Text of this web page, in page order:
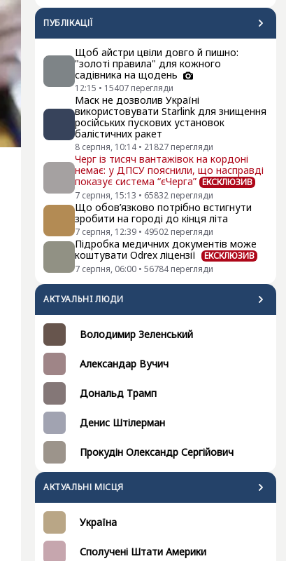
ПУБЛІКАЦІЇ
Щоб айстри цвіли довго й пишно:
"золоті правила" для кожного
садівника на щодень
12:15 • 15407 перегляди
Маск не дозволив Україні
використовувати Starlink для знищення
російських пускових установок
балістичних ракет
8 серпня, 10:14 • 21827 перегляди
Черг із тисяч вантажівок на кордоні
немає: у ДПСУ пояснили, що насправді
показує система “єЧерга” ЕКСКЛЮЗИВ
7 серпня, 15:13 • 65832 перегляди
Що обов’язково потрібно встигнути
зробити на городі до кінця літа
7 серпня, 12:39 • 49502 перегляди
Підробка медичних документів може
коштувати Odrex ліцензії
ЕКСКЛЮЗИВ
7 серпня, 06:00 • 56784 перегляди
АКТУАЛЬНI ЛЮДИ
Володимир Зеленський
Александар Вучич
Дональд Трамп
Денис Штілерман
Прокудін Олександр Сергійович
АКТУАЛЬНІ МІСЦЯ
Україна
Сполучені Штати Америки